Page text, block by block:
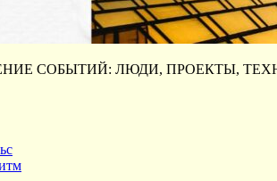
СОБЫТИЙ: ЛЮДИ, ПРОЕКТЫ,